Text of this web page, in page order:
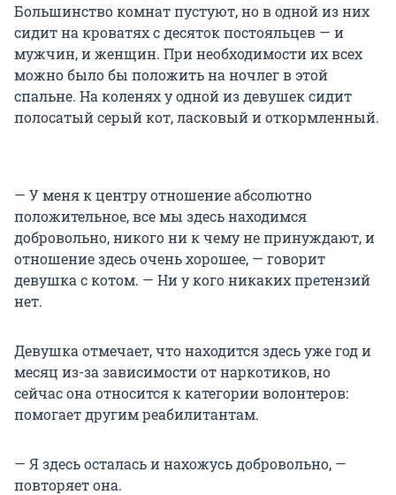
Большинство комнат пустуют, но в одной из них
сидит на кроватях с десяток постояльцев — и
мужчин, и женщин. При необходимости их всех
можно было бы положить на ночлег в этой
спальне. На коленях у одной из девушек сидит
полосатый серый кот, ласковый и откормленный.
— У меня к центру отношение абсолютно
положительное, все мы здесь находимся
добровольно, никого ни к чему не принуждают, и
отношение здесь очень хорошее, — говорит
девушка с котом. — Ни у кого никаких претензий
нет.
Девушка отмечает, что находится здесь уже год и
месяц из-за зависимости от наркотиков, но
сейчас она относится к категории волонтеров:
помогает другим реабилитантам.
— Я здесь осталась и нахожусь добровольно, —
повторяет она.